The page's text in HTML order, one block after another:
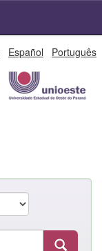
Español Português